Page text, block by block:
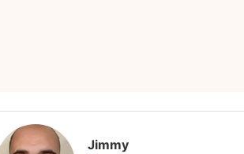
Jimmy